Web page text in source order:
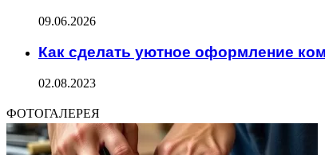
09.06.2026
Как сделать уютное оформление
02.08.2023
ФОТОГАЛЕРЕЯ